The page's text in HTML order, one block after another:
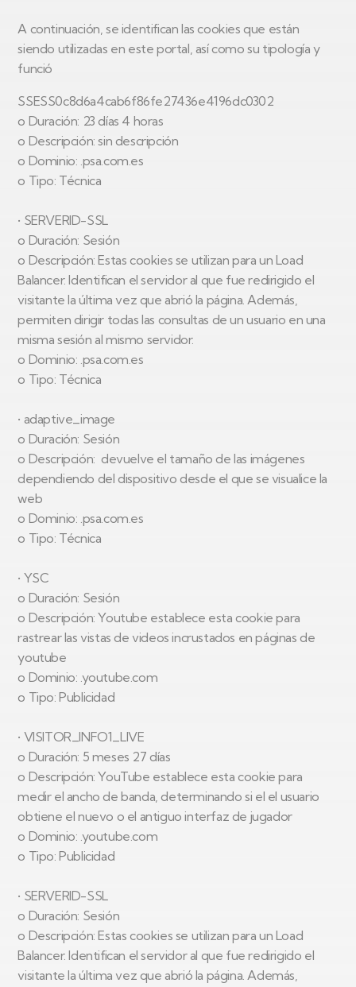
A continuación, se identifican las cookies que están
siendo utilizadas en este portal, así como su tipología y
funció
SSESS0c8d6a4cab6f86fe27436e4196dc0302
o Duración: 23 días 4 horas
o Descripción: sin descripción
o Dominio: .psa.com.es
o Tipo: Técnica
• SERVERID-SSL
o Duración: Sesión
o Descripción: Estas cookies se utilizan para un Load
Balancer. Identifican el servidor al que fue redirigido el
visitante la última vez que abrió la página. Además,
permiten dirigir todas las consultas de un usuario en una
misma sesión al mismo servidor.
o Dominio: .psa.com.es
o Tipo: Técnica
• adaptive_image
o Duración: Sesión
o Descripción: devuelve el tamaño de las imágenes
dependiendo del dispositivo desde el que se visualice la
web
o Dominio: .psa.com.es
o Tipo: Técnica
• YSC
o Duración: Sesión
o Descripción: Youtube establece esta cookie para
rastrear las vistas de videos incrustados en páginas de
youtube
o Dominio: .youtube.com
o Tipo: Publicidad
• VISITOR_INFO1_LIVE
o Duración: 5 meses 27 días
o Descripción: YouTube establece esta cookie para
medir el ancho de banda, determinando si el el usuario
obtiene el nuevo o el antiguo interfaz de jugador
o Dominio: .youtube.com
o Tipo: Publicidad
• SERVERID-SSL
o Duración: Sesión
o Descripción: Estas cookies se utilizan para un Load
Balancer. Identifican el servidor al que fue redirigido el
visitante la última vez que abrió la página. Además,